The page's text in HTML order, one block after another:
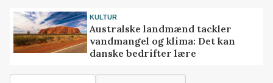
KULTUR
Australske landmænd tackler
vandmangel og klima: Det kan
danske bedrifter lære